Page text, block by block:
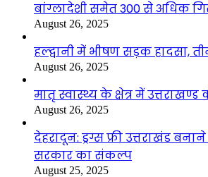
बांग्लादेशी समेत 300 से अधिक
August 26, 2025
हल्द्वानी में भीषण सड़क हादसा,
August 26, 2025
मातृ स्वास्थ्य के क्षेत्र में
August 26, 2025
देहरादून: ड्रग्स फ्री उत्तराखंड
सरकार का संकल्प
August 25, 2025